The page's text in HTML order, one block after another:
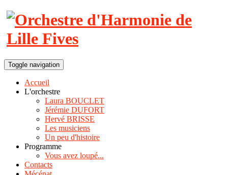
Toggle navigation
Accueil
L'orchestre
Laura BOUCLET
Jérémie DUFORT
Hervé BRISSE
Les musiciens
Un peu d'histoire
Programme
Vous avez loupé...
Contacts